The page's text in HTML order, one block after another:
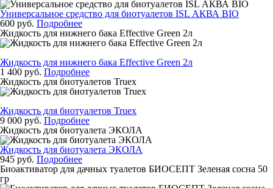
Универсальное средство для биотуалетов ISL АКВА BIO
600 руб. Подробнее
Жидкость для нижнего бака Effective Green 2л
Жидкость для нижнего бака Effective Green 2л
1 400 руб. Подробнее
Жидкость для биотуалетов Truex
Жидкость для биотуалетов Truex
9 000 руб. Подробнее
Жидкость для биотуалета ЭКОЛА
Жидкость для биотуалета ЭКОЛА
945 руб. Подробнее
Биоактиватор для дачных туалетов БИОСЕПТ Зеленая сосна 50
гр